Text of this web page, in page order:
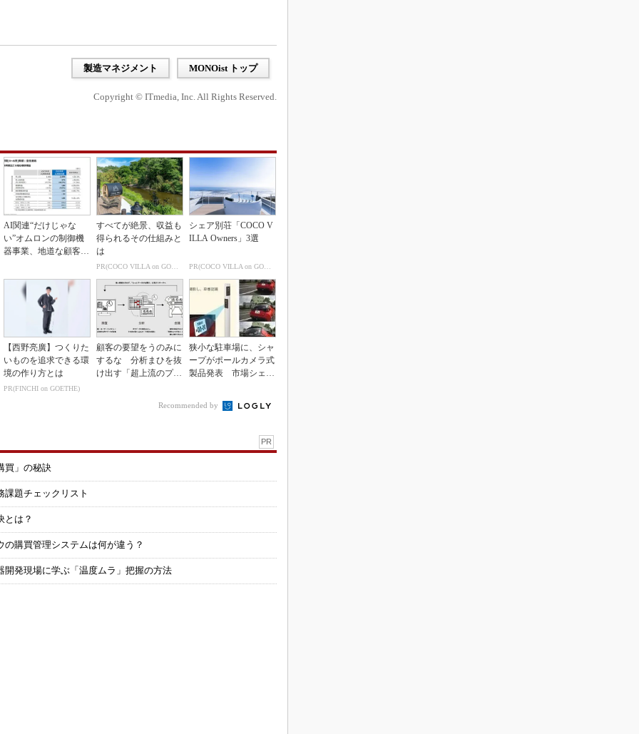
製造マネジメント MONOist トップ
Copyright © ITmedia, Inc. All Rights Reserved.
AI関連“だけじゃな
い”オムロンの制御機
器事業、地道な顧客基
すべてが絶景、収益も
得られるその仕組みと
は
PR(COCO VILLA on GOETHE)
シェア別荘「COCO V
ILLA Owners」3選
PR(COCO VILLA on GOETHE)
【西野亮廣】つくりた
いものを追求できる環
境の作り方とは
PR(FINCHI on GOETHE)
顧客の要望をうのみに
するな 分析まひを抜
け出す「超上流のプロ
狭小な駐車場に、シャ
ープがポールカメラ式
製品発表 市場シェア
Recommended by
PR
買」の秘訣
課題チェックリスト
とは？
購買管理システムは何が違う？
発現場に学ぶ「温度ムラ」把握の方法